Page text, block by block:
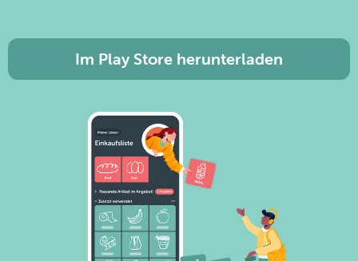
Im Play Store herunterladen